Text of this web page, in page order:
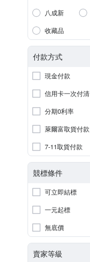
八成新
收藏品
付款方式
現金付款
信用卡一次付清
分期0利率
萊爾富取貨付款
7-11取貨付款
競標條件
可立即結標
一元起標
無底價
賣家等級